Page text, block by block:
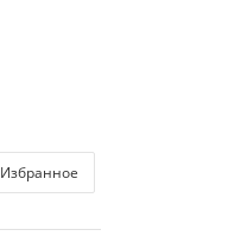
Избранное